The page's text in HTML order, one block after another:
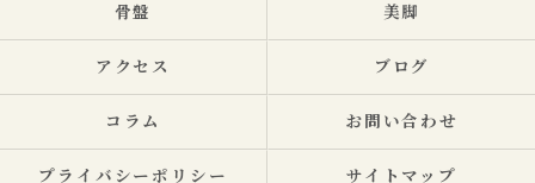
骨盤 美脚
アクセス ブログ
コラム お問い合わせ
プライバシーポリシー サイトマップ